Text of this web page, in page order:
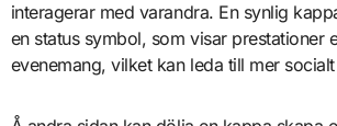
interagerar med varandra. En synlig
en status symbol, som visar prestationer
evenemang, vilket kan leda till mer